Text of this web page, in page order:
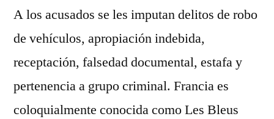
A los acusados se les imputan delitos de robo
de vehículos, apropiación indebida,
receptación, falsedad documental, estafa y
pertenencia a grupo criminal. Francia es
coloquialmente conocida como Les Bleus